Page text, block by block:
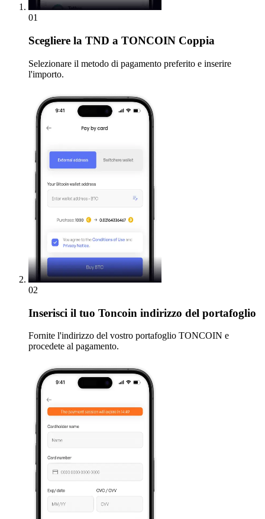
01
Scegliere la TND a TONCOIN Coppia
Selezionare il metodo di pagamento preferito e inserire
l'importo.
02
Inserisci il tuo Toncoin indirizzo del portafoglio
Fornite l'indirizzo del vostro portafoglio TONCOIN e
procedete al pagamento.